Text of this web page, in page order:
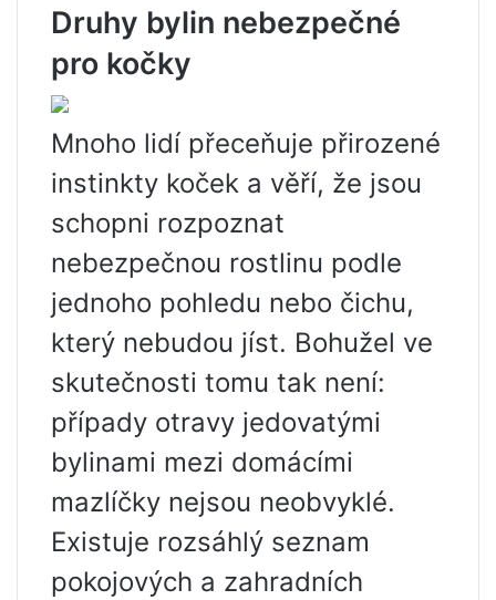
Druhy bylin nebezpečné
pro kočky
Mnoho lidí přeceňuje přirozené
instinkty koček a věří, že jsou
schopni rozpoznat
nebezpečnou rostlinu podle
jednoho pohledu nebo čichu,
který nebudou jíst. Bohužel ve
skutečnosti tomu tak není:
případy otravy jedovatými
bylinami mezi domácími
mazlíčky nejsou neobvyklé.
Existuje rozsáhlý seznam
pokojových a zahradních